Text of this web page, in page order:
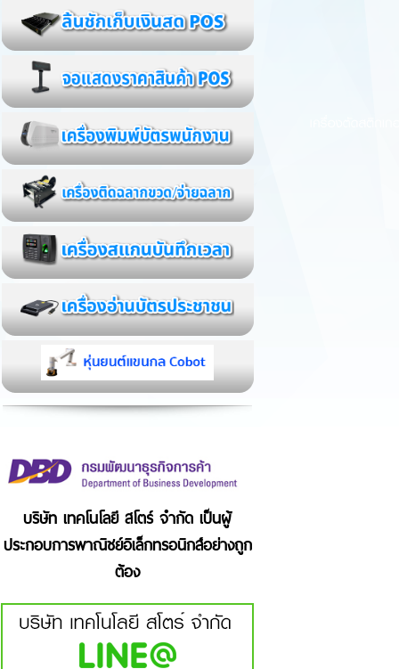
บริษัท เทคโนโลยี สโตร์ จำกัด เป็นผู้
ประกอบการพาณิชย์อิเล็กทรอนิกส์อย่างถูก
ต้อง